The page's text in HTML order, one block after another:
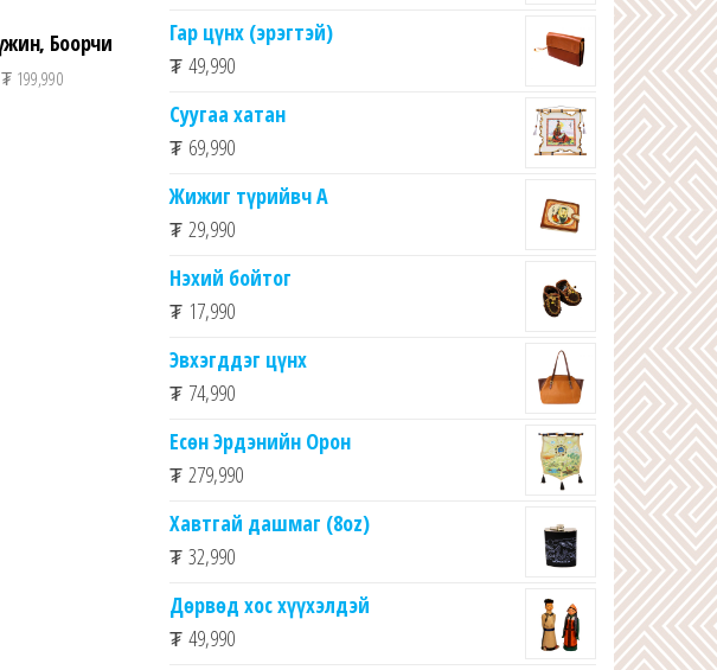
Боорчи
₮ 199,990
Гар цүнх (эрэгтэй)
₮ 49,990
Суугаа хатан
₮ 69,990
Жижиг түрийвч А
₮ 29,990
Нэхий бойтог
₮ 17,990
Эвхэгддэг цүнх
₮ 74,990
Есөн Эрдэнийн Орон
₮ 279,990
Хавтгай дашмаг (8oz)
₮ 32,990
Дөрвөд хос хүүхэлдэй
₮ 49,990